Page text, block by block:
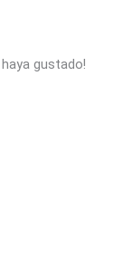
gustado!